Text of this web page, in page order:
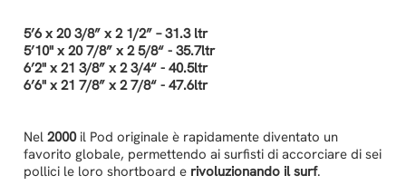
5’6 x 20 3/8” x 2 1/2” – 31.3 ltr
5’10" x 20 7/8” x 2 5/8“ - 35.7ltr
6’2" x 21 3/8” x 2 3/4“ - 40.5ltr
6’6" x 21 7/8” x 2 7/8“ - 47.6ltr
Nel 2000il Pod originale è rapidamente diventato un
favorito globale, permettendo ai surfisti di accorciare di sei
pollici le loro shortboard e rivoluzionando il surf.